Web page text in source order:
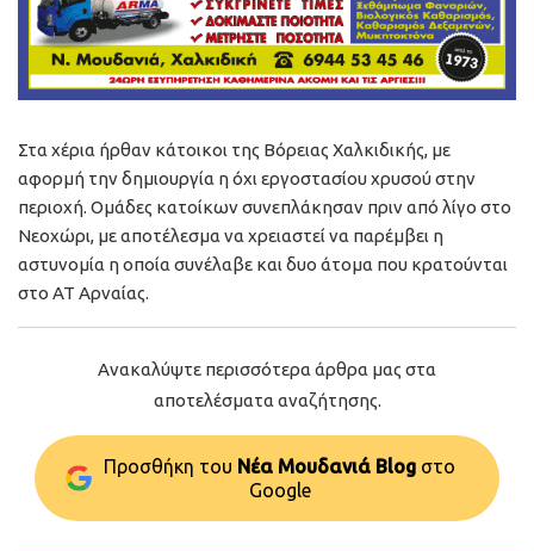
Στα χέρια ήρθαν κάτοικοι της Βόρειας Χαλκιδικής, με
αφορμή την δημιουργία η όχι εργοστασίου χρυσού στην
περιοχή. Ομάδες κατοίκων συνεπλάκησαν πριν από λίγο στο
Νεοχώρι, με αποτέλεσμα να χρειαστεί να παρέμβει η
αστυνομία η οποία συνέλαβε και δυο άτομα που κρατούνται
στο ΑΤ Αρναίας.
Ανακαλύψτε περισσότερα άρθρα μας στα
αποτελέσματα αναζήτησης.
Προσθήκη του Νέα Μουδανιά Blog στo
Google